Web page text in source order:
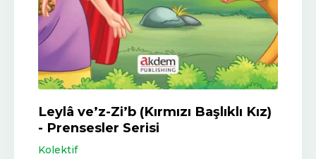
Leylâ ve’z-Zi’b (Kırmızı Başlıklı Kız)
- Prensesler Serisi
Kolektif